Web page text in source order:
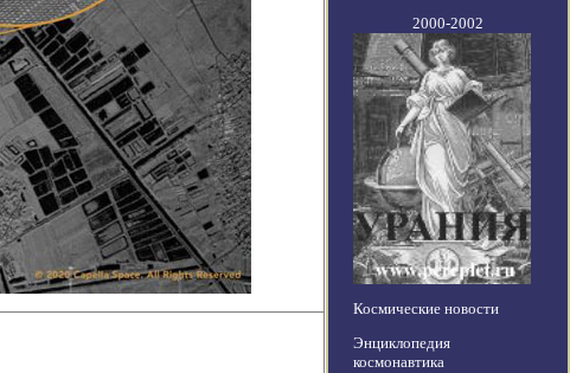
2000-2002
Космические новости
Энциклопедия
космонавтика